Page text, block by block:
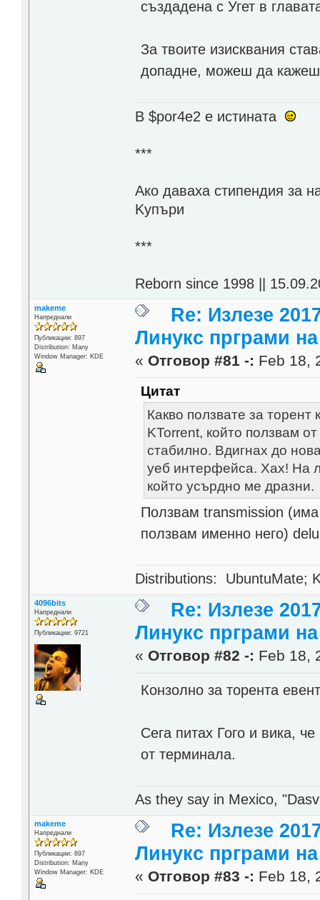
създадена с Угет в
За твоите изисквания
допадне, можеш да
В $por4e2 e истината
***
Aко даваха стипендия за
Kупъри
***
Reborn since 1998 ||
makeme
Напреднали
Публикации: 897
Distribution: Many
Window Manager: KDE
Re: Излезе
Линукс прграми
« Отговор #81 -: Feb 18,
Цитат
Какво ползвате за
KTorrent, който ползвам
стабилно. Вдигнах до
уеб интерфейса. Хах! На
който усърдно ме дразни.
Ползвам transmission
ползвам именно него)
Distributions: UbuntuMate;
4096bits
Напреднали
Публикации: 9721
Re: Излезе
Линукс прграми
« Отговор #82 -: Feb 18,
Конзолно за торента
Сега питах Гого и вика,
от терминала.
As they say in Mexico,
makeme
Напреднали
Публикации: 897
Distribution: Many
Window Manager: KDE
Re: Излезе
Линукс прграми
« Отговор #83 -: Feb 18,